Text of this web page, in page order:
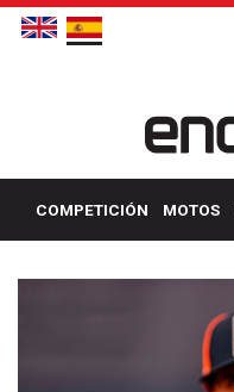
COMPETICIÓN MOTOS